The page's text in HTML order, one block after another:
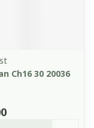
Ch16 30 20036